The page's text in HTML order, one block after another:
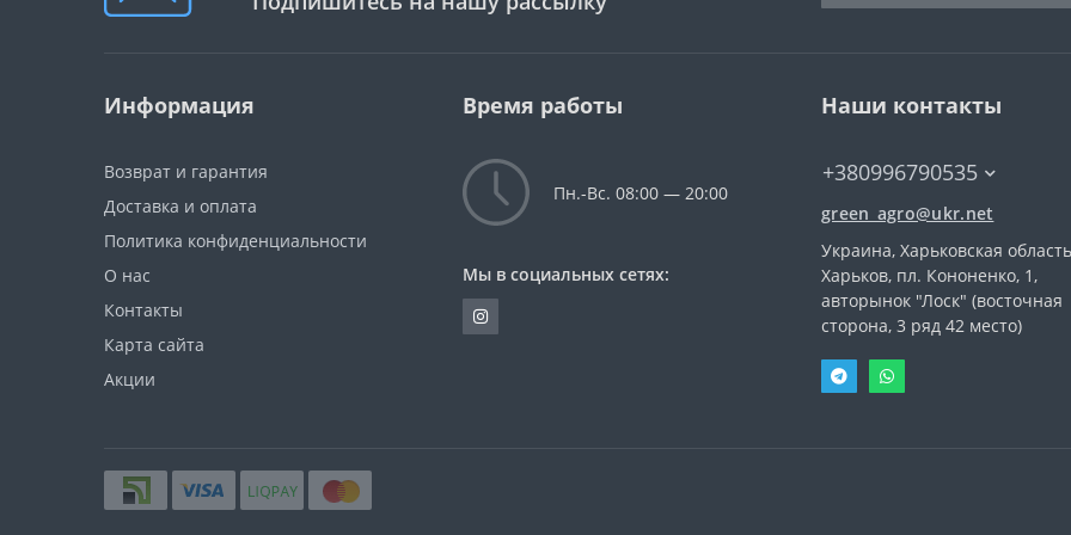
Информация
Возврат и гарантия
Доставка и оплата
Политика конфиденциальности
О нас
Контакты
Карта сайта
Акции
Время работы
Пн.-Вс. 08:00 — 20:00
Мы в социальных сетях:
Наши контакты
+380996790535
green_agro@ukr.net
Украина, Харьковская
Харьков, пл. Кононенко, 1,
авторынок "Лоск" (восточная
сторона, 3 ряд 42 место)